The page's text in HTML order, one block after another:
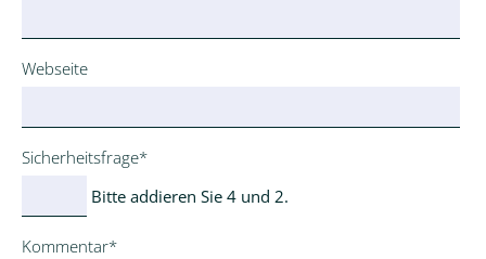
Webseite
Pflichtfeld
Sicherheitsfrage*
Bitte addieren Sie 4 und 2.
Pflichtfeld
Kommentar*